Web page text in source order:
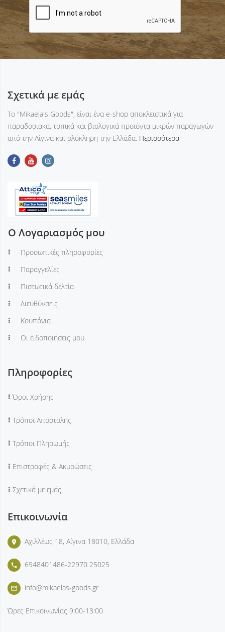
Σχετικά με εμάς
Tο "Mikaela's Goods", είναι ένα e-shop αποκλειστικά για
παραδοσιακά, τοπικά και βιολογικά προϊόντα μικρών παραγωγών
από την Αίγινα και ολόκληρη την Ελλάδα. Περισσότερα
Ο Λογαριασμός μου
Προσωπικές πληροφορίες
Παραγγελίες
Πιστωτικά δελτία
Διευθύνσεις
Κουπόνια
Οι ειδοποιήσεις μου
Πληροφορίες
Όροι Χρήσης
Τρόποι Αποστολής
Τρόποι Πληρωμής
Επιστροφές & Ακυρώσεις
Σχετικά με εμάς
Επικοινωνία
place Αχιλλέως 18, Αίγινα 18010, Ελλάδα
phone 6948401486-22970 25025
mail_outline info@mikaelas-goods.gr
Ώρες Επικοινωνίας 9:00-13:00